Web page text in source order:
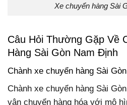
Xe chuyển hàng Sài
Câu Hỏi Thường Gặp Về
Hàng Sài Gòn Nam Định
Chành xe chuyển hàng Sài
Chành xe chuyển hàng Sài
vận chuyển hàng hóa với mô